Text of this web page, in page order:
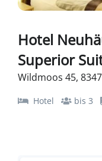
Hotel
Superior
Wildmoos 45,
Hotel bis 3